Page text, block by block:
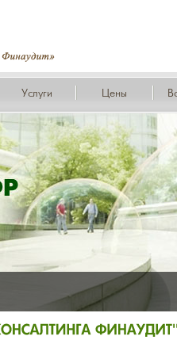
Услуги Цены